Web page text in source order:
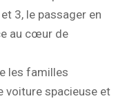
3, le passager en
au cœur de
les familles
voiture spacieuse et